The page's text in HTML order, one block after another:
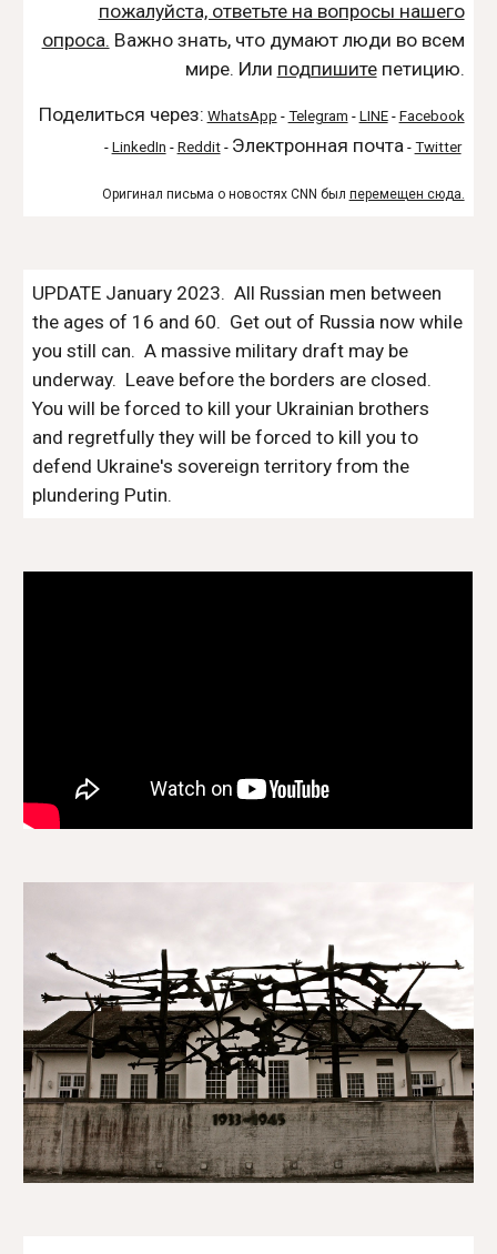
пожалуйста, ответьте на вопросы нашего
опроса. Важно знать, что думают люди во всем
мире. Или подпишитепетицию.
Поделиться через: WhatsApp - Telegram - LINE- Facebook
- LinkedIn - Reddit- Электронная почта - Twitter
Оригинал письма о новостях CNN был перемещен сюда.
UPDATE January 2023. All Russian men between
the ages of 16 and 60. Get out of Russia now while
you still can. A massive military draft may be
underway. Leave before the borders are closed.
You will be forced to kill your Ukrainian brothers
and regretfully they will be forced to kill you to
defend Ukraine's sovereign territory from the
plundering Putin.